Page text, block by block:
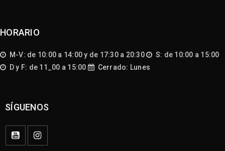
HORARIO
M-V: de 10:00 a 14:00 y de 17:30 a 20:30
S: de 10:00 a 15:00
D y F: de 11_00 a 15:00
Cerrado: Lunes
SÍGUENOS